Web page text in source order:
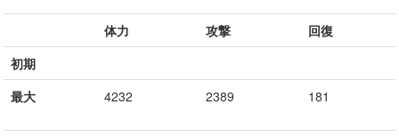
体力 攻撃
回復
初期
最大
4232 2389 181